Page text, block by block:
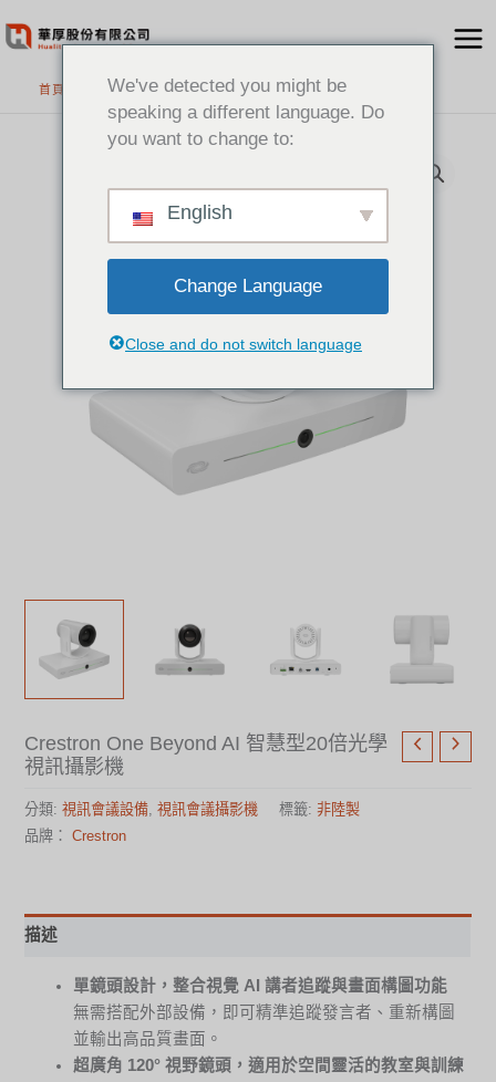
至
首頁 精選產品
Crestron One Beyond AI 智慧型20倍光學
視訊攝影機
分類:視訊會議設備 ,視訊會議攝影機 標籤:非陸製
品牌：Crestron
描述
單鏡頭設計，整合視覺 AI 講者追蹤與畫面構圖功能
無需搭配外部設備，即可精準追蹤發言者、重新構圖
並輸出高品質畫面。
超廣角 120° 視野鏡頭，適用於空間靈活的教室與訓練
We've detected you might be
speaking a different language. Do
you want to change to:
English
Change Language
Close and do not switch language